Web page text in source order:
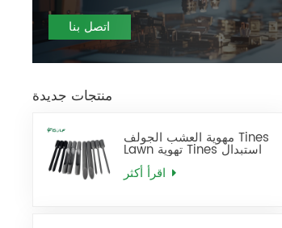
اتصل بنا
منتجات جديدة
مهوية العشب الجولف Tines
Lawn تهوية Tines استبدال